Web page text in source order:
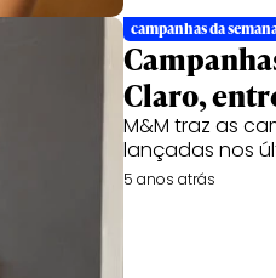
campanhas da
Claro,
M&M traz as
lançadas nos
5 anos atrás